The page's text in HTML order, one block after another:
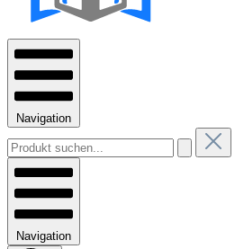
Navigation
Navigation